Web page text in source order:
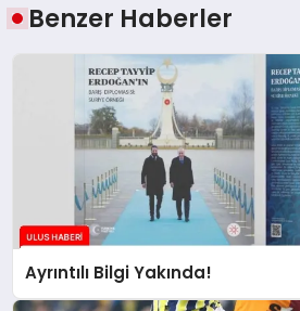
Benzer Haberler
Ayrıntılı Bilgi Yakında!